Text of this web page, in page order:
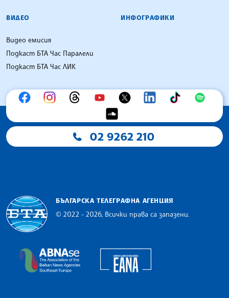
ВИДЕО
Видео емисия
Подкаст БТА Час Паралели
Подкаст БТА Час ЛИК
ИНФОГРАФИКИ
02 9262 210
БЪЛГАРСКА ТЕЛЕГРАФНА АГЕНЦИЯ
© 2022 - 2026, Всички права са запазени.
The Assocoation of the Balkan News Agencies